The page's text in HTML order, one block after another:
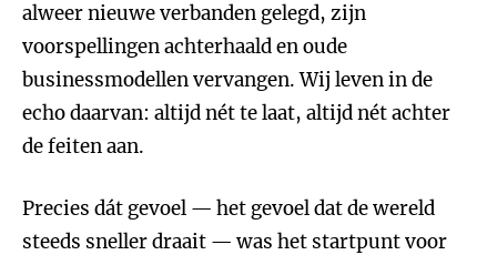
alweer nieuwe verbanden gelegd, zijn
voorspellingen achterhaald en oude
businessmodellen vervangen. Wij leven in de
echo daarvan: altijd nét te laat, altijd nét achter
de feiten aan.
Precies dát gevoel — het gevoel dat de wereld
steeds sneller draait — was het startpunt voor